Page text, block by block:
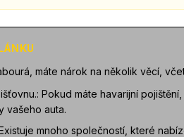
máte nárok na několik věcí,
Pokud máte havarijní
vašeho auta.
mnoho společností, které